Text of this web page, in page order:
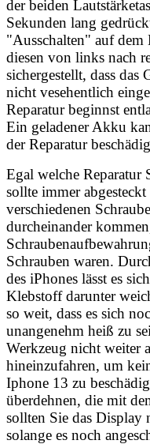
der beiden
Sekunden lang
"Ausschalten" auf dem
diesen von links nach
sichergestellt, dass das
nicht vesehentlich
Reparatur beginnst
Ein geladener Akku
der Reparatur
Egal welche Reparatur
sollte immer
verschiedenen
durcheinander
Schrauben waren.
des iPhones lässt es
Klebstoff darunter
so weit, dass es sich
unangenehm heiß zu
Werkzeug nicht weiter
hineinzufahren, um
Iphone 13 zu
überdehnen, die mit
sollten Sie das
solange es noch